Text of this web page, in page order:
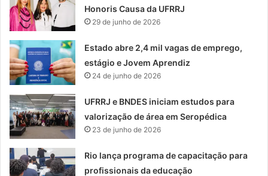
Honoris Causa da UFRRJ
29 de junho de 2026
Estado abre 2,4 mil vagas de emprego,
estágio e Jovem Aprendiz
24 de junho de 2026
UFRRJ e BNDES iniciam estudos para
valorização de área em Seropédica
23 de junho de 2026
Rio lança programa de capacitação para
profissionais da educação